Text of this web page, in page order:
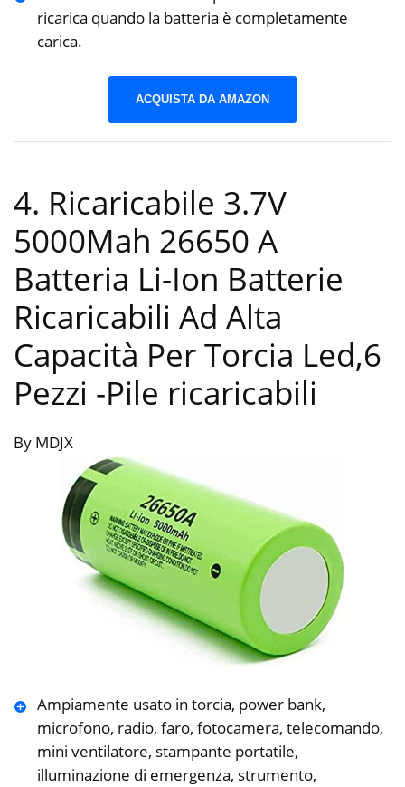
ricarica quando la batteria è completamente
carica.
ACQUISTA DA AMAZON
4. Ricaricabile 3.7V
5000Mah 26650 A
Batteria Li-Ion Batterie
Ricaricabili Ad Alta
Capacità Per Torcia Led,6
Pezzi -Pile ricaricabili
By MDJX
Ampiamente usato in torcia, power bank,
microfono, radio, faro, fotocamera, telecomando,
mini ventilatore, stampante portatile,
illuminazione di emergenza, strumento,